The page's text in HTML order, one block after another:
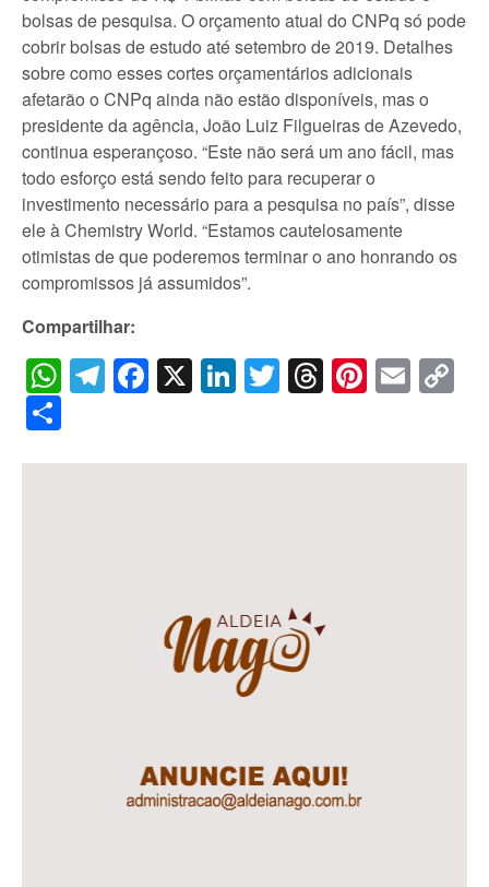
bolsas de pesquisa. O orçamento atual do CNPq só pode
cobrir bolsas de estudo até setembro de 2019. Detalhes
sobre como esses cortes orçamentários adicionais
afetarão o CNPq ainda não estão disponíveis, mas o
presidente da agência, João Luiz Filgueiras de Azevedo,
continua esperançoso. “Este não será um ano fácil, mas
todo esforço está sendo feito para recuperar o
investimento necessário para a pesquisa no país”, disse
ele à Chemistry World. “Estamos cautelosamente
otimistas de que poderemos terminar o ano honrando os
compromissos já assumidos”.
Compartilhar:
WhatsApp
Telegram
Facebook
X LinkedIn
Twitter
Threads